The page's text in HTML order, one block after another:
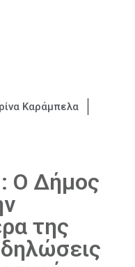
Καράμπελα
Ο Δήμος
της